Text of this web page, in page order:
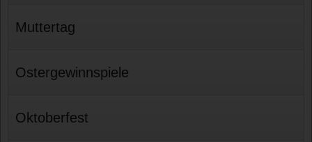
Muttertag
Ostergewinnspiele
Oktoberfest